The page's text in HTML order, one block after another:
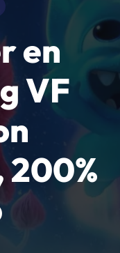
en
VF
200%